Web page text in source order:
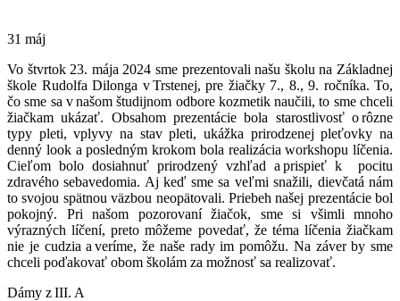
31 máj
Vo štvrtok 23. mája 2024 sme prezentovali našu školu na Základnej
škole Rudolfa Dilonga v Trstenej, pre žiačky 7., 8., 9. ročníka. To,
čo sme sa v našom študijnom odbore kozmetik naučili, to sme chceli
žiačkam ukázať. Obsahom prezentácie bola starostlivosť o rôzne
typy pleti, vplyvy na stav pleti, ukážka prirodzenej pleťovky na
denný look a posledným krokom bola realizácia workshopu líčenia.
Cieľom bolo dosiahnuť prirodzený vzhľad a prispieť k pocitu
zdravého sebavedomia. Aj keď sme sa veľmi snažili, dievčatá nám
to svojou spätnou väzbou neopätovali. Priebeh našej prezentácie bol
pokojný. Pri našom pozorovaní žiačok, sme si všimli mnoho
výrazných líčení, preto môžeme povedať, že téma líčenia žiačkam
nie je cudzia a veríme, že naše rady im pomôžu. Na záver by sme
chceli poďakovať obom školám za možnosť sa realizovať.
Dámy z III. A